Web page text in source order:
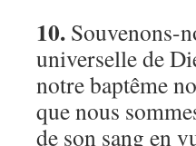
10. Souvenons-
universelle de
notre baptême
que nous
de son sang en